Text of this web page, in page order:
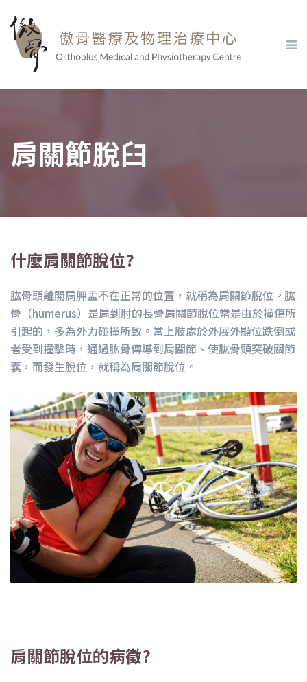
肩關節脫臼
什麼肩關節脫位?
肱骨頭離開肩胛盂不在正常的位置，就稱為肩關節脫位。肱
骨（humerus）是肩到肘的長骨肩關節脫位常是由於撞傷所
引起的，多為外力碰撞所致。當上肢處於外展外顯位跌倒或
者受到撞擊時，通過肱骨傳導到肩關節、使肱骨頭突破關節
囊，而發生脫位，就稱為肩關節脫位。
肩關節脫位的病徵?